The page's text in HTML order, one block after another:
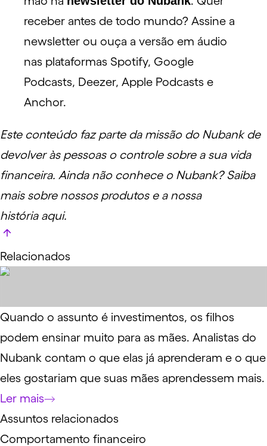
receber antes de todo mundo? Assine a
newsletter ou ouça a versão em áudio
nas plataformas Spotify, Google
Podcasts, Deezer, Apple Podcasts e
Anchor.
Este conteúdo faz parte da missão do Nubank de
devolver às pessoas o controle sobre a sua vida
financeira. Ainda não conhece o Nubank? Saiba
mais sobre nossos produtos e a nossa
história aqui.
Relacionados
Quando o assunto é investimentos, os filhos
podem ensinar muito para as mães. Analistas do
Nubank contam o que elas já aprenderam e o que
eles gostariam que suas mães aprendessem mais.
Ler mais
Assuntos relacionados
Comportamento financeiro